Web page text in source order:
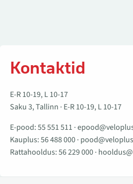
Kontaktid
E-R 10-19, L 10-17
Saku 3, Tallinn · E-R 10-19, L 10-17
E-pood:55 551 511 ·
Kauplus:56 488 000·
Rattahooldus:56 229 000·